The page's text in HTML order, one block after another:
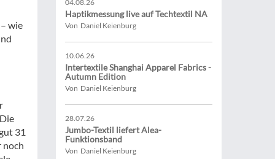
wie
31
noch
04.08.26
Haptikmessung live auf Techtextil NA
Von Daniel Keienburg
10.06.26
Intertextile Shanghai Apparel Fabrics -
Autumn Edition
Von Daniel Keienburg
28.07.26
Jumbo-Textil liefert Alea-
Funktionsband
Von Daniel Keienburg